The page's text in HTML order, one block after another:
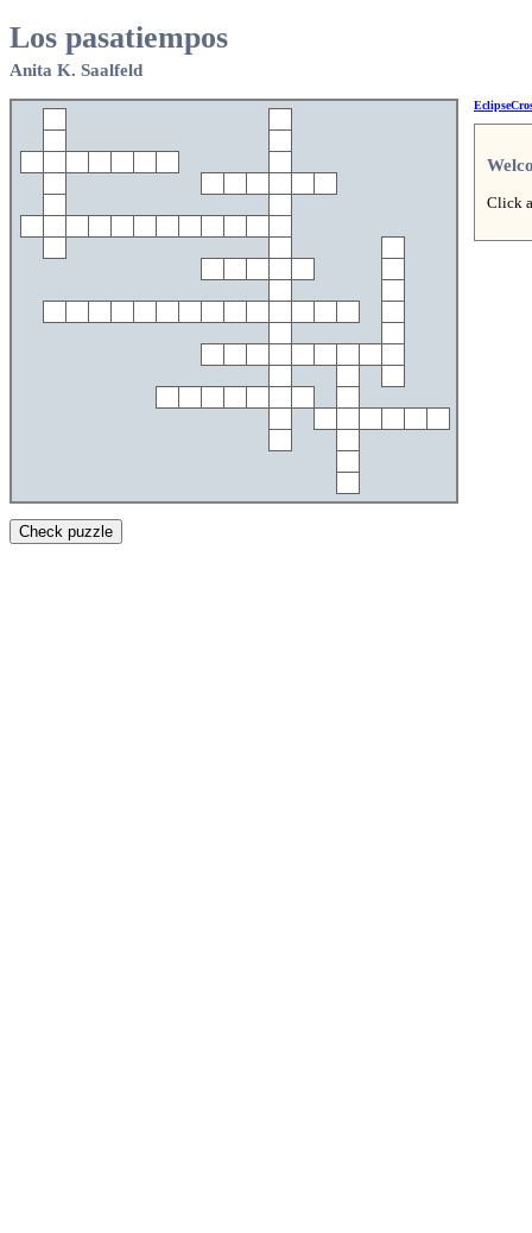
Los pasatiempos
Anita K. Saalfeld
Click
Check puzzle